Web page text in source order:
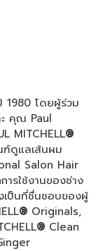
โดยผู้ร่วม
คุณ Paul
MITCHELL®
ฑ์ดูแลเส้นผม
Salon Hair
รใช้งานของช่าง
เป็นที่ชื่นชอบของผู้
® Originals,
® Clean